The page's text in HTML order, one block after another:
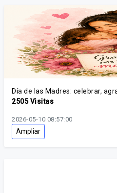
Día de las Madres: celebrar,
2505 Visitas
2026-05-10 08:57:00
Ampliar